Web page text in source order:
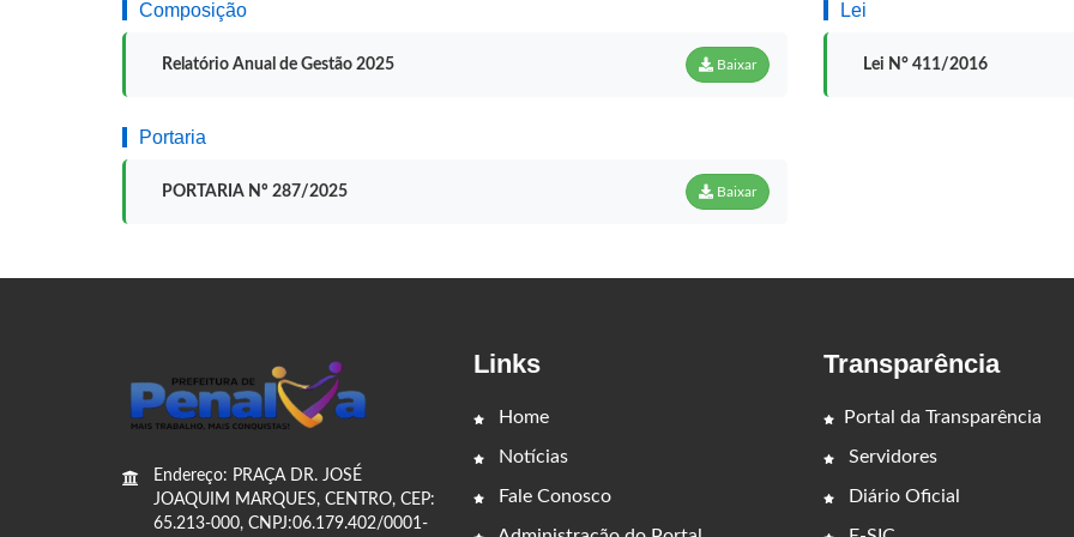
Composição
Relatório Anual de Gestão 2025 Baixar
Lei
Lei N° 411/2016
Portaria
PORTARIA Nº 287/2025 Baixar
Endereço: PRAÇA DR. JOSÉ
JOAQUIM MARQUES, CENTRO, CEP:
65.213-000, CNPJ:06.179.402/0001-
Links
Home
Notícias
Fale Conosco
Transparência
Portal da Transparência
Servidores
Diário Oficial